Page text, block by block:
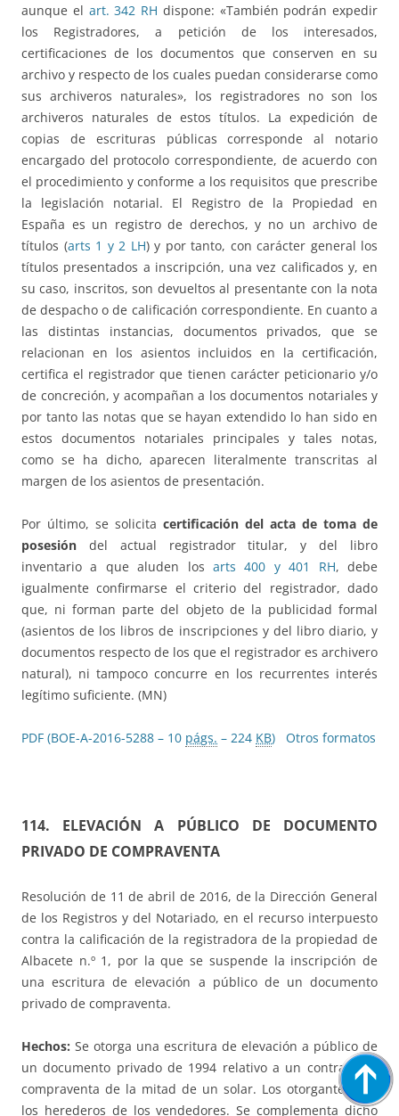
aunque el art. 342 RH dispone: «También podrán expedir
los Registradores, a petición de los interesados,
certificaciones de los documentos que conserven en su
archivo y respecto de los cuales puedan considerarse como
sus archiveros naturales», los registradores no son los
archiveros naturales de estos títulos. La expedición de
copias de escrituras públicas corresponde al notario
encargado del protocolo correspondiente, de acuerdo con
el procedimiento y conforme a los requisitos que prescribe
la legislación notarial. El Registro de la Propiedad en
España es un registro de derechos, y no un archivo de
títulos (arts 1 y 2 LH) y por tanto, con carácter general los
títulos presentados a inscripción, una vez calificados y, en
su caso, inscritos, son devueltos al presentante con la nota
de despacho o de calificación correspondiente. En cuanto a
las distintas instancias, documentos privados, que se
relacionan en los asientos incluidos en la certificación,
certifica el registrador que tienen carácter peticionario y/o
de concreción, y acompañan a los documentos notariales y
por tanto las notas que se hayan extendido lo han sido en
estos documentos notariales principales y tales notas,
como se ha dicho, aparecen literalmente transcritas al
margen de los asientos de presentación.
Por último, se solicita certificación del acta de toma de
posesión del actual registrador titular, y del libro
inventario a que aluden los arts 400 y 401 RH, debe
igualmente confirmarse el criterio del registrador, dado
que, ni forman parte del objeto de la publicidad formal
(asientos de los libros de inscripciones y del libro diario, y
documentos respecto de los que el registrador es archivero
natural), ni tampoco concurre en los recurrentes interés
legítimo suficiente. (MN)
PDF (BOE-A-2016-5288 – 10 págs. – 224 KB) Otros formatos
114. ELEVACIÓN A PÚBLICO DE DOCUMENTO
PRIVADO DE COMPRAVENTA
Resolución de 11 de abril de 2016, de la Dirección General
de los Registros y del Notariado, en el recurso interpuesto
contra la calificación de la registradora de la propiedad de
Albacete n.º 1, por la que se suspende la inscripción de
una escritura de elevación a público de un documento
privado de compraventa.
Hechos: Se otorga una escritura de elevación a público de
un documento privado de 1994 relativo a un contrato de
compraventa de la mitad de un solar. Los otorgantes son
los herederos de los vendedores. Se complementa dicho